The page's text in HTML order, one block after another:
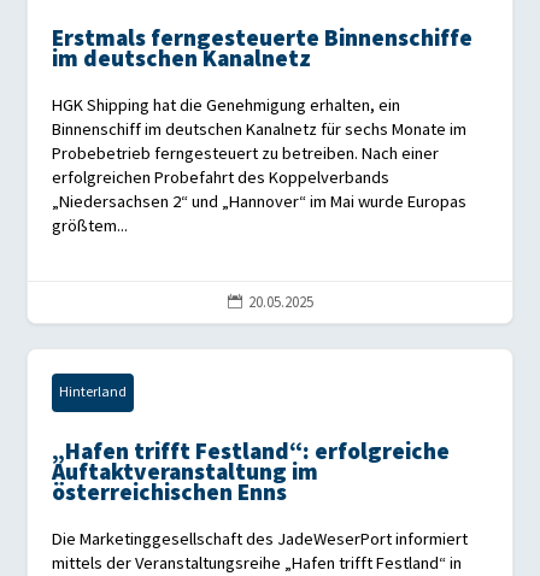
Erstmals ferngesteuerte Binnenschiffe
im deutschen Kanalnetz
HGK Shipping hat die Genehmigung erhalten, ein
Binnenschiff im deutschen Kanalnetz für sechs Monate im
Probebetrieb ferngesteuert zu betreiben. Nach einer
erfolgreichen Probefahrt des Koppelverbands
„Niedersachsen 2“ und „Hannover“ im Mai wurde Europas
größtem...
 20.05.2025
Hinterland
„Hafen trifft Festland“: erfolgreiche
Auftaktveranstaltung im
österreichischen Enns
Die Marketinggesellschaft des JadeWeserPort informiert
mittels der Veranstaltungsreihe „Hafen trifft Festland“ in